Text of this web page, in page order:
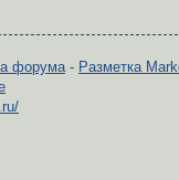
форума- Разметка